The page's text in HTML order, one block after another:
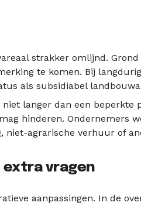
strakker omlijnd. Grond
te komen. Bij
als subsidiabel
langer dan een beperkte
hinderen. Ondernemers
niet-agrarische verhuur of
extra vragen
aanpassingen. In de